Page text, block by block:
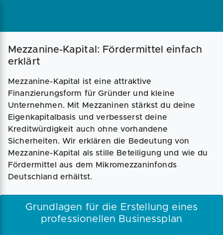
Mezzanine-Kapital: Fördermittel einfach
erklärt
Mezzanine-Kapital ist eine attraktive
Finanzierungsform für Gründer und kleine
Unternehmen. Mit Mezzaninen stärkst du deine
Eigenkapitalbasis und verbesserst deine
Kreditwürdigkeit auch ohne vorhandene
Sicherheiten. Wir erklären die Bedeutung von
Mezzanine-Kapital als stille Beteiligung und wie du
Fördermittel aus dem Mikromezzaninfonds
Deutschland erhältst.
Grundlagen für die Erstellung eines
professionellen Businessplan